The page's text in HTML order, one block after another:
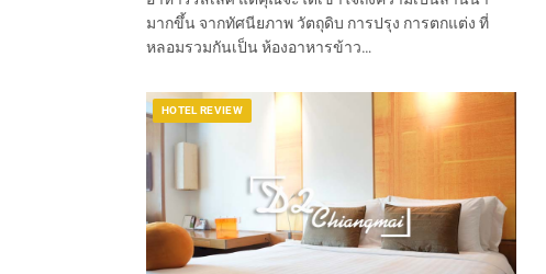
มากขึ้น จากทัศนียภาพ วัตถุดิบ การปรุง การตกแต่ง ที่
หลอมรวมกันเป็น ห้องอาหารข้าว…
HOTEL REVIEW